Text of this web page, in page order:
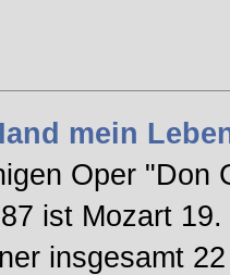
mein
Oper "Don
ist Mozart 19.
insgesamt